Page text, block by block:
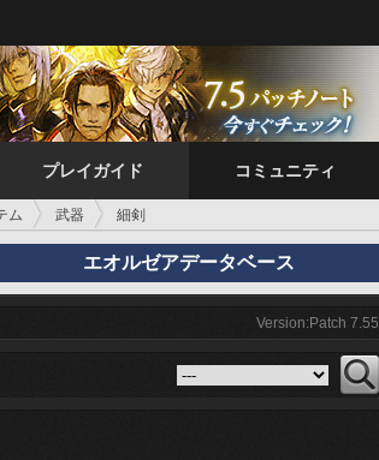
プレイガイド コミュニティ
ム 武器 細剣
エオルゼアデータベース
Version:Patch 7.55